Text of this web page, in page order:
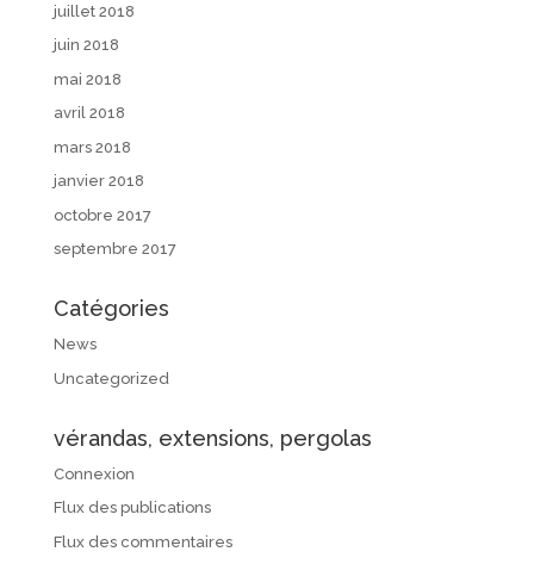
juillet 2018
juin 2018
mai 2018
avril 2018
mars 2018
janvier 2018
octobre 2017
septembre 2017
Catégories
News
Uncategorized
vérandas, extensions, pergolas
Connexion
Flux des publications
Flux des commentaires